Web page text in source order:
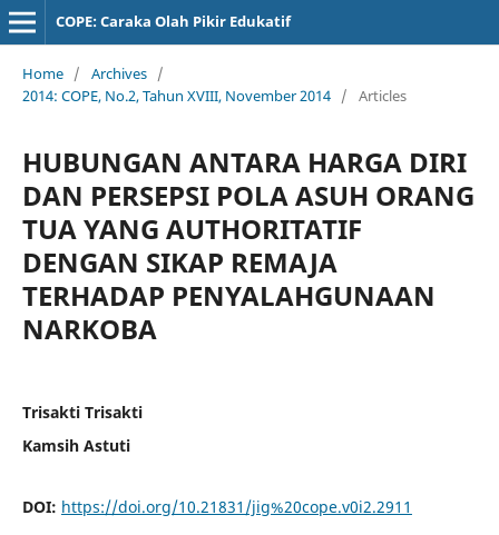
COPE: Caraka Olah Pikir Edukatif
Home / Archives /
2014: COPE, No.2, Tahun XVIII, November 2014 / Articles
HUBUNGAN ANTARA HARGA DIRI
DAN PERSEPSI POLA ASUH ORANG
TUA YANG AUTHORITATIF
DENGAN SIKAP REMAJA
TERHADAP PENYALAHGUNAAN
NARKOBA
Trisakti Trisakti
Kamsih Astuti
DOI: https://doi.org/10.21831/jig%20cope.v0i2.2911